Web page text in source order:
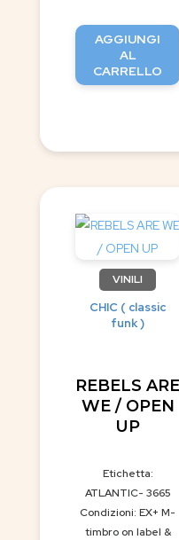
AGGIUNGI
AL
CARRELLO
VINILI
CHIC ( classic
funk )
REBELS ARE
WE / OPEN
UP
Etichetta:
ATLANTIC- 3665
Condizioni: EX+ M-
timbro on label &